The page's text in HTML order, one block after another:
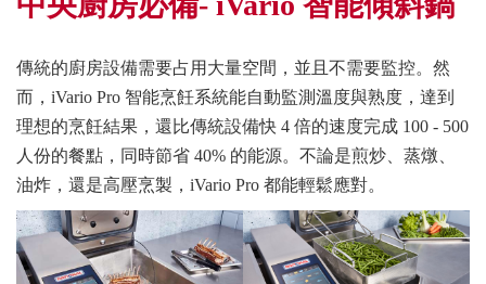
傳統的廚房設備需要占用大量空間，並且不需要監控。然
而，iVario Pro 智能烹飪系統能自動監測溫度與熟度，達到
理想的烹飪結果，還比傳統設備快 4 倍的速度完成 100 - 500
人份的餐點，同時節省 40% 的能源。不論是煎炒、蒸燉、
油炸，還是高壓烹製，iVario Pro 都能輕鬆應對。